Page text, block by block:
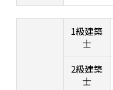
1級建築
士
2級建築
士